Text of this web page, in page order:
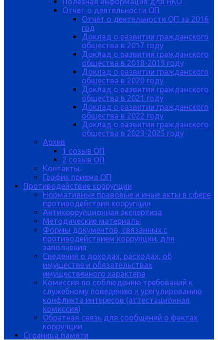
Отчет о деятельности ОП
Отчет о деятельности ОП за 2016
год
Доклад о развитии гражданского
общества в 2017 году
Доклад о развитии гражданского
общества в 2018-2019 году
Доклад о развитии гражданского
общества в 2020 году
Доклад о развитии гражданского
общества в 2021 году
Доклад о развитии гражданского
общества в 2022 году
Доклад о развитии гражданского
общества в 2023-2025 году
Архив
1 созыв ОП
2 созыв ОП
Контакты
График приема ОП
Противодействие коррупции
Нормативные правовые и иные акты в сфере
противодействия коррупции
Антикоррупционная экспертиза
Методические материалы
Формы документов, связанных с
противодействием коррупции, для
заполнения
Сведения о доходах, расходах, об
имуществе и обязательствах
имущественного характера
Комиссия по соблюдению требований к
служебному поведению и урегулированию
конфликта интересов (аттестационная
комиссия)
Обратная связь для сообщений о фактах
коррупции
Страница памяти